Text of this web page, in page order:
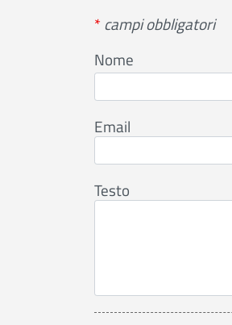
* campi obbligatori
Nome
Email
Testo